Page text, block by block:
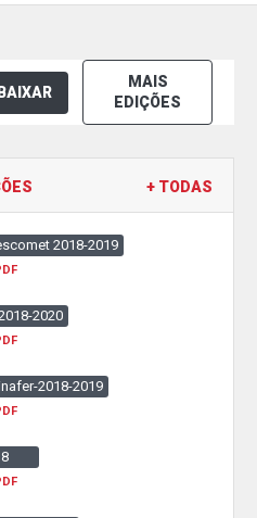
MAIS
EDIÇÕES
+ TODAS
2018-2019
2020
2018-2019